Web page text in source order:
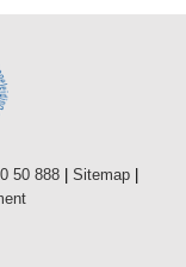
50 888| Sitemap|